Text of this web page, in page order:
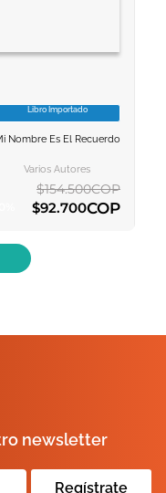
VER INFORMACION
Libro Importado
Nombre Es El Recuerdo
Varios Autores
$154.500COP
$92.700COP
AGREGAR AL CARRITO
newsletter
Regístrate